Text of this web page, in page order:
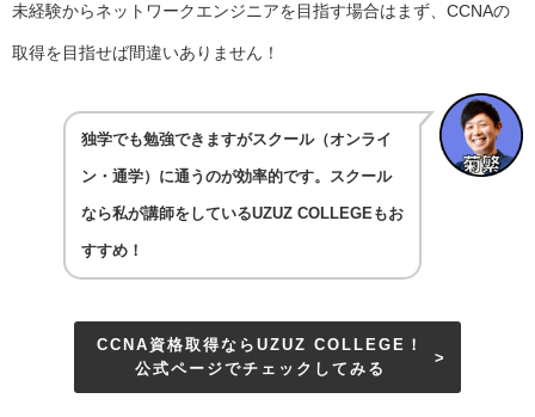
未経験からネットワークエンジニアを目指す場合はまず、CCNAの
取得を目指せば間違いありません！
独学でも勉強できますがスクール（オンライ
ン・通学）に通うのが効率的です。スクール
なら私が講師をしているUZUZ COLLEGEもお
すすめ！
CCNA資格取得ならUZUZ COLLEGE！
公式ページでチェックしてみる